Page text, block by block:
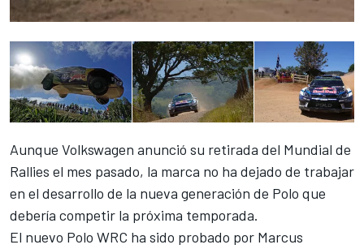
Aunque Volkswagen anunció su retirada del Mundial de
Rallies el mes pasado, la marca no ha dejado de trabajar
en el desarrollo de la nueva generación de Polo que
debería competir la próxima temporada.
El nuevo Polo WRC ha sido probado por Marcus